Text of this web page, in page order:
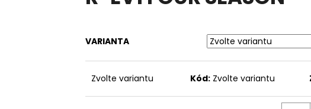
VARIANTA
Zvolte variantu Kód: Zvolte variantu